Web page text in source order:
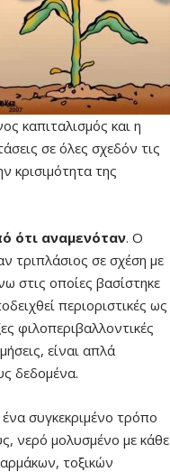
καπιταλισμός και η
σε όλες σχεδόν τις
κρισιμότητα της
ότι αναμενόταν. Ο
τριπλάσιος σε σχέση με
στις οποίες βασίστηκε
περιοριστικές ως
φιλοπεριβαλλοντικές
είναι απλά
δεδομένα.
συγκεκριμένο τρόπο
νερό μολυσμένο με κάθε
τοξικών